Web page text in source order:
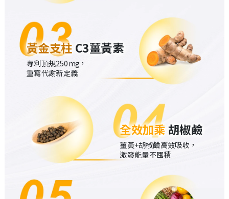
黃金支柱 C3薑黃素
專利頂規250mg，
重寫代謝新定義
全效加乘胡椒鹼
薑黃+胡椒鹼高效吸收，
激發能量不囤積